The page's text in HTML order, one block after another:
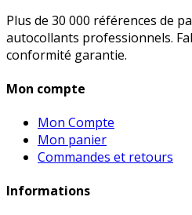
Plus de 30 000 références de
autocollants professionnels.
conformité garantie.
Mon compte
Mon Compte
Mon panier
Commandes et retours
Informations